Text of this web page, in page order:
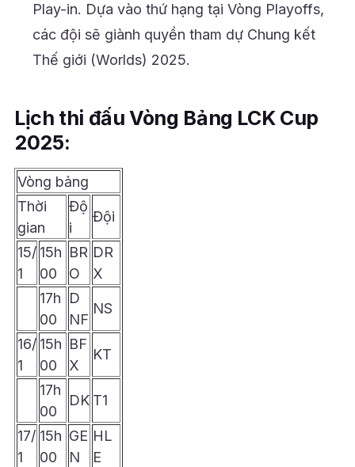
Play-in. Dựa vào thứ hạng tại Vòng Playoffs,
các đội sẽ giành quyền tham dự Chung kết
Thế giới (Worlds) 2025.
Lịch thi đấu Vòng Bảng LCK Cup
2025:
Vòng bảng
Thời
gian
Độ
i
Đội
15/
1
15h
00
BR
O
DR
X
17h
00
D
NF
NS
16/
1
15h
00
BF
X
KT
17h
00
DK T1
17/
1
15h
00
GE
N
HL
E